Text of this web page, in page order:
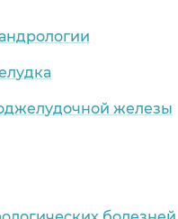
железы